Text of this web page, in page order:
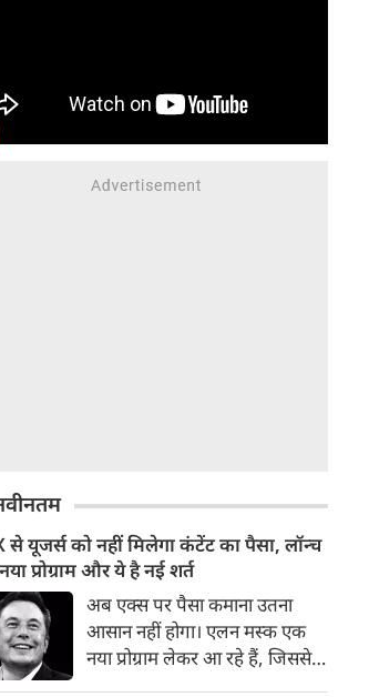
यूजर्स को नहीं मिलेगा कंटेंट का पैसा, लॉन्‍च
प्रोग्राम और ये है नई शर्त
अब एक्‍स पर पैसा कमाना उतना
आसान नहीं होगा। एलन मस्‍क एक
नया प्रोग्राम लेकर आ रहे हैं, जिससे